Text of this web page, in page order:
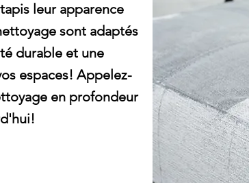
leur apparence
sont adaptés
durable et une
espaces! Appelez-
en profondeur